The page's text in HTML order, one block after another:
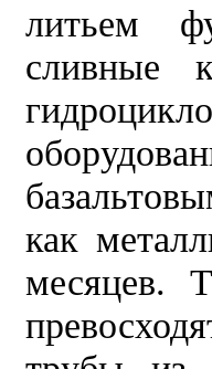
литьем
сливные
как
месяцев.